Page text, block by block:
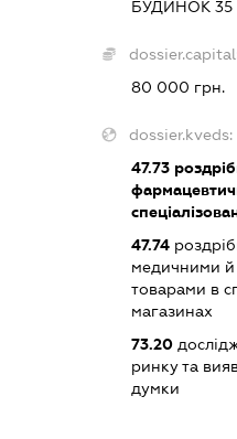
БУДИНОК 35
80 000 грн.
dossier.kveds:
47.73
47.74
медичними
товарами в
магазинах
73.20
ринку та
думки